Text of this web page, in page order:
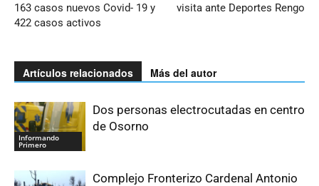
163 casos nuevos Covid- 19 y
422 casos activos
visita ante Deportes Rengo
Artículos relacionados Más del autor
Informando
Primero
Dos personas electrocutadas en centro
de Osorno
Complejo Fronterizo Cardenal Antonio